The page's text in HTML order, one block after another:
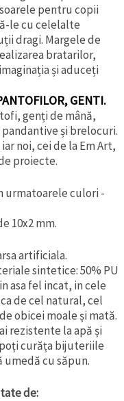
pentru copii
le cu celelalte
dragi. Margele de
bratarilor,
și aduceți
GENTI.
genți de mână,
și brelocuri.
noi, cei de la Em Art,
proiecte.
urmatoarele culori -
10x2 mm.
artificiala.
sintetice: 50% PU
asa fel incat, in cele
de cel natural, cel
obicei moale și mată.
rezistente la apă și
curăța bijuteriile
umedă cu săpun.
de: